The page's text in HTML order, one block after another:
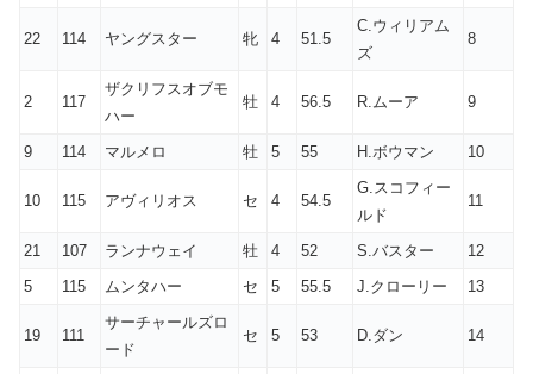
22 114 ヤングスター 牝 4 51.5
C.ウィリアム
ズ
8
2 117
ザクリフスオブモ
ハー
牡 4 56.5 R.ムーア 9
9 114 マルメロ 牡 5 55 H.ボウマン 10
10 115 アヴィリオス セ 4 54.5
G.スコフィー
ルド
11
21 107 ランナウェイ 牡 4 52 S.バスター
12
5
115 ムンタハー セ 5 55.5 J.クローリー 13
19 111
サーチャールズロ
ード
セ 5 53 D.ダン 14